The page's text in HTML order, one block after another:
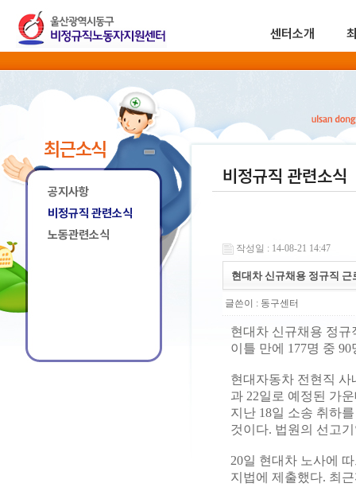
센터소개
최근소식
공지사항
비정규직 관련소식
노동관련소식
비정규직 관련소식
작성일 : 14-08-21 14:47
현대차 신규채용 정규직
글쓴이 : 동구센터
현대차 신규채용 정
이틀 만에 177명 중
현대자동차 전현직 사
과 22일로 예정된 가
지난 18일 소송 취하
것이다. 법원의 선고
20일 현대차 노사에
지법에 제출했다. 최